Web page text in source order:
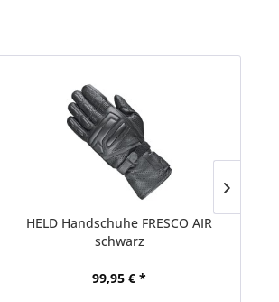
HELD Handschuhe FRESCO AIR
schwarz
99,95 € *